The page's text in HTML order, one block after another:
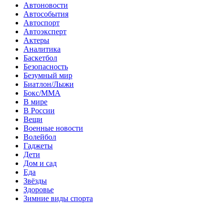
Автоновости
Автособытия
Автоспорт
Автоэксперт
Актеры
Аналитика
Баскетбол
Безопасность
Безумный мир
Биатлон/Лыжи
Бокс/MMA
В мире
В России
Вещи
Военные новости
Волейбол
Гаджеты
Дети
Дом и сад
Еда
Звёзды
Здоровье
Зимние виды спорта